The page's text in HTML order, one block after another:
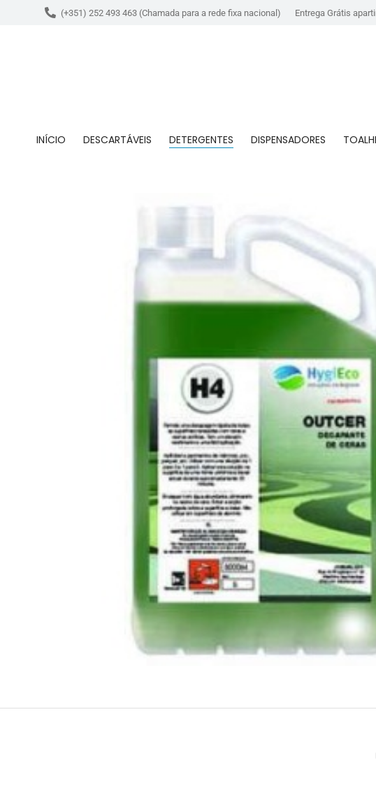
(+351) 252 493 463 (Chamada para a rede fixa nacional) Entrega Grátis
INÍCIO DESCARTÁVEIS DETERGENTES DISPENSADORES